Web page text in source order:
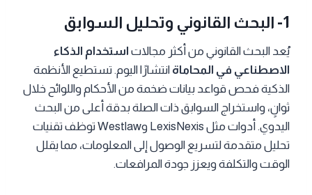
1- البحث القانوني وتحليل السوابق
يُعد البحث القانوني من أكثر مجالات استخدام الذكاء
الاصطناعي في المحاماة انتشارًا اليوم. تستطيع الأنظمة
الذكية فحص قواعد بيانات ضخمة من الأحكام واللوائح خلال
ثوانٍ، واستخراج السوابق ذات الصلة بدقة أعلى من البحث
اليدوي. أدوات مثل LexisNexis وWestlaw توظف تقنيات
تحليل متقدمة لتسريع الوصول إلى المعلومات، مما يقلل
الوقت والتكلفة ويعزز جودة المرافعات.